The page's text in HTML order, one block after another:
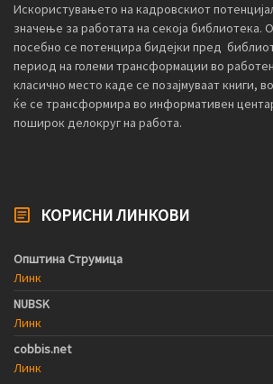
Искористувањето на кадровскиот
значење за работата на секоја библиотека.
посебно се потенцира бидејки пред
период на големи трансформации во
класично место каде се позајмуваат книги,
ќе се трансформира во информативен
поширок делокруг на работа.
КОРИСНИ ЛИНКОВИ
Општина Струмица
Линк
NUBSK
Линк
cobbis.net
Линк